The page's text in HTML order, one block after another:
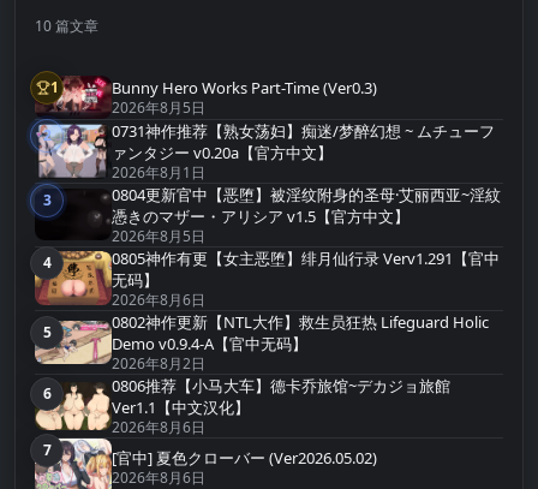
10 篇文章
第1名
1 Bunny Hero Works Part-Time (Ver0.3)
2026年8月5日
第2名
2
0731神作推荐【熟女荡妇】痴迷/梦醉幻想 ~ ムチューフ
ァンタジー v0.20a【官方中文】
2026年8月1日
第3名
3
0804更新官中【恶堕】被淫纹附身的圣母·艾丽西亚~淫紋
憑きのマザー・アリシア v1.5【官方中文】
2026年8月5日
第4名
4
0805神作有更【女主恶堕】绯月仙行录 Verv1.291【官中
无码】
2026年8月6日
第5名
5
0802神作更新【NTL大作】救生员狂热 Lifeguard Holic
Demo v0.9.4-A【官中无码】
2026年8月2日
第6名
6
0806推荐【小马大车】德卡乔旅馆~デカジョ旅館
Ver1.1【中文汉化】
2026年8月6日
第7名
7 [官中] 夏色クローバー (Ver2026.05.02)
2026年8月6日